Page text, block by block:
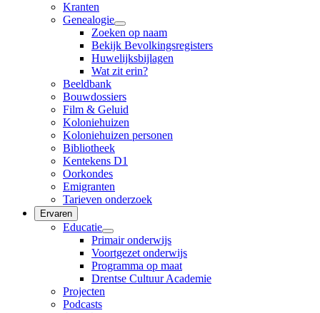
Kranten
Genealogie
Zoeken op naam
Bekijk Bevolkingsregisters
Huwelijksbijlagen
Wat zit erin?
Beeldbank
Bouwdossiers
Film & Geluid
Koloniehuizen
Koloniehuizen personen
Bibliotheek
Kentekens D1
Oorkondes
Emigranten
Tarieven onderzoek
Ervaren
Educatie
Primair onderwijs
Voortgezet onderwijs
Programma op maat
Drentse Cultuur Academie
Projecten
Podcasts